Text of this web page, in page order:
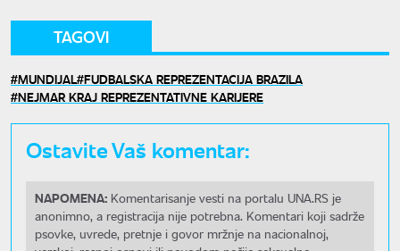
TAGOVI
MUNDIJAL FUDBALSKA REPREZENTACIJA BRAZILA
NEJMAR KRAJ REPREZENTATIVNE KARIJERE
Ostavite Vaš komentar:
NAPOMENA: Komentarisanje vesti na portalu UNA.RS je
anonimno, a registracija nije potrebna. Komentari koji sadrže
psovke, uvrede, pretnje i govor mržnje na nacionalnoj,